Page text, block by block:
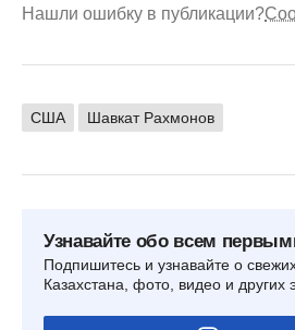
Нашли ошибку в публикации?
США Шавкат Рахмонов
Узнавайте обо всем
Подпишитесь и узнавайте о
Казахстана, фото, видео и других